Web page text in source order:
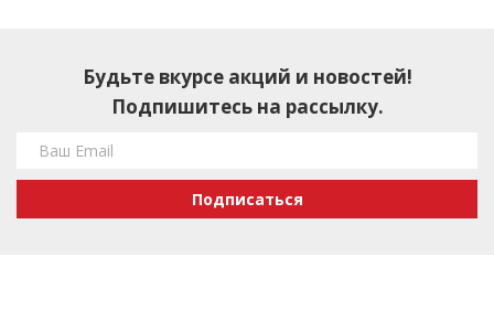
мг / кВт · ч), которые быстро и легко устанавливается без
подключения к электрической сети, так как источником
энергоэффективность за счет особенности конструкции,
обеспечивающей более полное сгорание топлива. Данный
тип оборудования соответствует всем современным
Будьте вкурсе акций и новостей!
Подпишитесь на рассылку.
Подписаться